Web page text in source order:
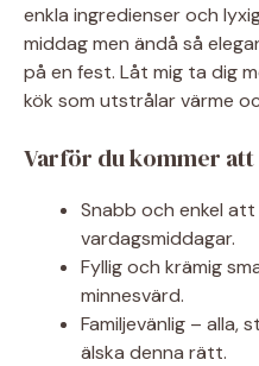
enkla ingredienser och
middag men ändå så
på en fest. Låt mig ta dig
kök som utstrålar värme
Varför du kommer
Snabb och enkel
vardagsmiddagar.
Fyllig och krämig
minnesvärd.
Familjevänlig – alla,
älska denna rätt.